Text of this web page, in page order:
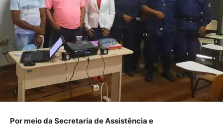
Por meio da Secretaria de Assistência e